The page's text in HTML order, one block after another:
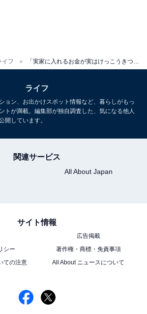
イフ 「実家に入れるお金が実はけっこうきつい」37歳女性、年収300万円。貯金100万円でも実家を出ない理由
ライフ
ョン、お出かけスポット情報など、暮らしがもっ
トが満載。編集部が独自調査した、気になる他人
開しています。
関連サービス
All About Japan
サイト情報
広告掲載
シー
著作権・商標・免責事項
ての注意
All About ニュースについて